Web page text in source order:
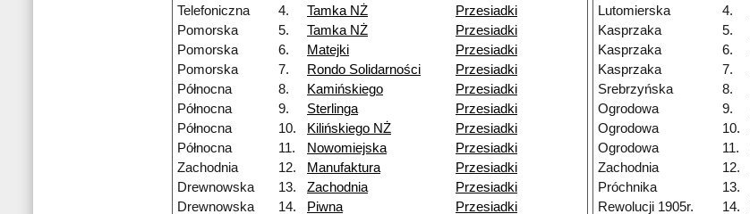
Telefoniczna
4. Tamka NŻ
Przesiadki
Pomorska
5. Tamka NŻ
Przesiadki
Pomorska
6. Matejki
Przesiadki
Pomorska
7. Rondo Solidarności
Przesiadki
Północna
8. Kamińskiego
Przesiadki
Północna
9. Sterlinga
Przesiadki
Północna
10. Kilińskiego NŻ
Przesiadki
Północna
11. Nowomiejska
Przesiadki
Zachodnia
12. Manufaktura
Przesiadki
Drewnowska
13. Zachodnia
Przesiadki
Drewnowska
14. Piwna Przesiadki
Lutomierska
4.
Kasprzaka
5.
Kasprzaka
6.
Kasprzaka
7.
Srebrzyńska
8.
Ogrodowa
9.
Ogrodowa
10.
Ogrodowa
11.
Zachodnia
12.
Próchnika
13.
Rewolucji 1905r.
14.